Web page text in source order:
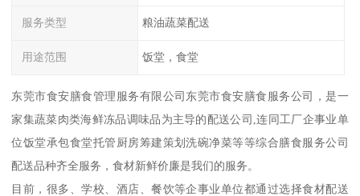
服务类型 粮油蔬菜配送
用途范围 饭堂，食堂
东莞市食安膳食管理服务有限公司东莞市食安膳食服务公司，是一
家集蔬菜肉类海鲜冻品调味品为主导的配送公司,连同工厂企事业单
位饭堂承包食堂托管厨房筹建策划洗碗净菜等等综合膳食服务公司
配送品种齐全服务，食材新鲜价廉是我们的服务。
目前，很多、学校、酒店、餐饮等企事业单位都通过选择食材配送